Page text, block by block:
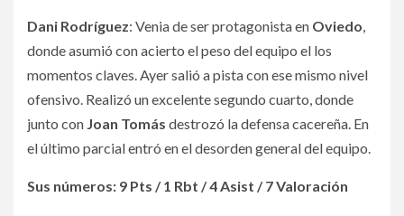
Dani Rodríguez: Venia de ser protagonista en Oviedo,
donde asumió con acierto el peso del equipo el los
momentos claves. Ayer salió a pista con ese mismo nivel
ofensivo. Realizó un excelente segundo cuarto, donde
junto con Joan Tomás destrozó la defensa cacereña. En
el último parcial entró en el desorden general del equipo.
Sus números: 9 Pts / 1 Rbt / 4 Asist / 7 Valoración